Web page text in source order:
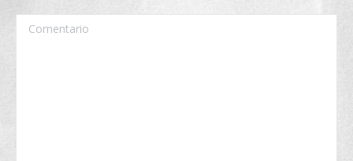
Comentario